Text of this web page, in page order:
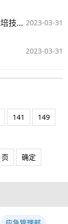
2023-03-31
​“特色经济林生态经济型品种筛选与配套栽培技术”课题绩效评价会召开
2023-03-31
141 149
页 确定